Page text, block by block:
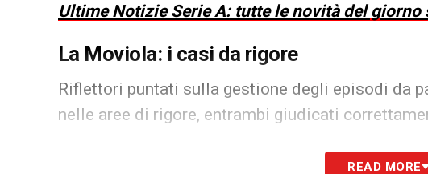
Ultime Notizie Serie A: tutte le novità del
La Moviola: i casi da rigore
Riflettori puntati sulla gestione degli episodi da
nelle aree di rigore, entrambi giudicati
Proteste per un contatto in area veronese tra
READ MORE